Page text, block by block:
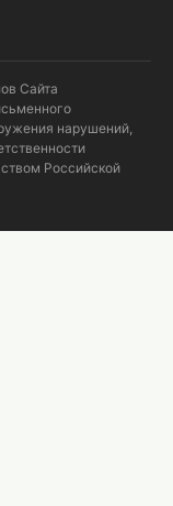
Сайта
нарушений,
Российской